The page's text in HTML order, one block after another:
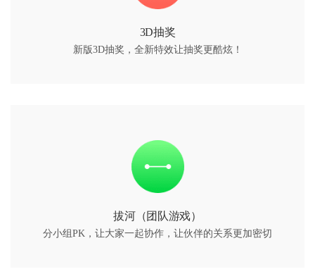
3D抽奖
新版3D抽奖，全新特效让抽奖更酷炫！
拔河（团队游戏）
分小组PK，让大家一起协作，让伙伴的关系更加密切